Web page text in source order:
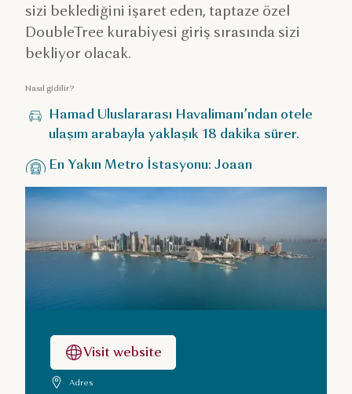
sizi beklediğini işaret eden, taptaze özel
DoubleTree kurabiyesi giriş sırasında sizi
bekliyor olacak.
Nasıl gidilir?
Hamad Uluslararası Havalimanı’ndan otele
ulaşım arabayla yaklaşık 18 dakika sürer.
En Yakın Metro İstasyonu: Joaan
Visit website
Adres